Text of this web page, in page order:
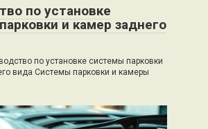
по установке
и камер заднего
по установке системы парковки
вида Системы парковки и камеры